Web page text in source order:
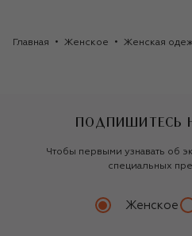
Главная Женское Женская
ПОДПИШИТЕСЬ
Чтобы первыми узнавать об
специальных
Женское